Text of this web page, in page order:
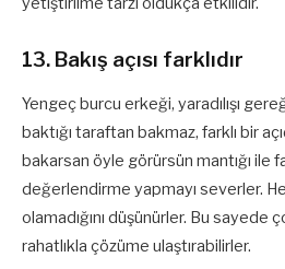
13. Bakış açısı farklıdır
Yengeç burcu erkeği, yaradılışı
baktığı taraftan bakmaz, farklı bir
bakarsan öyle görürsün mantığı ile
değerlendirme yapmayı severler.
olamadığını düşünürler. Bu sayede
rahatlıkla çözüme ulaştırabilirler.